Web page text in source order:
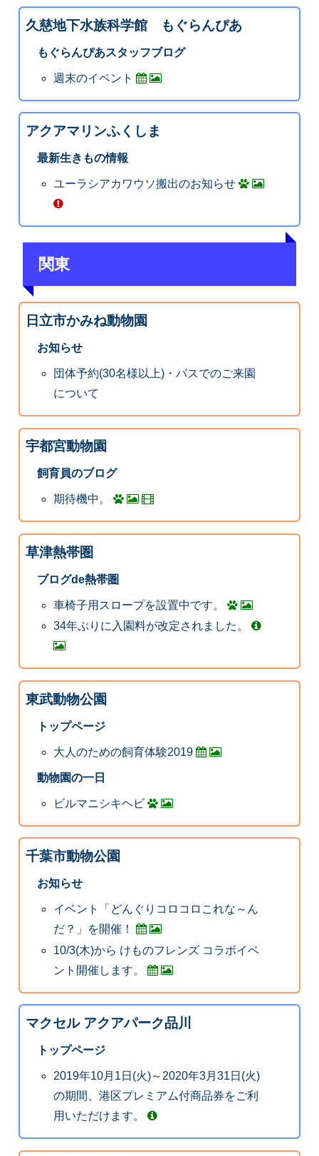
久慈地下水族科学館 もぐらんぴあ
もぐらんぴあスタッフブログ
週末のイベント
アクアマリンふくしま
最新生きもの情報
ユーラシアカワウソ搬出のお知らせ
関東
日立市かみね動物園
お知らせ
団体予約(30名様以上)・バスでのご来園
について
宇都宮動物園
飼育員のブログ
期待機中。
草津熱帯圏
ブログde熱帯圏
車椅子用スロープを設置中です。
34年ぶりに入園料が改定されました。
東武動物公園
トップページ
大人のための飼育体験2019
動物園の一日
ビルマニシキヘビ
千葉市動物公園
お知らせ
イベント「どんぐりコロコロこれな～ん
だ？」を開催！
10/3(木)から けものフレンズ コラボイベ
ント開催します。
マクセル アクアパーク品川
トップページ
2019年10月1日(火)～2020年3月31日(火)
の期間、港区プレミアム付商品券をご利
用いただけます。